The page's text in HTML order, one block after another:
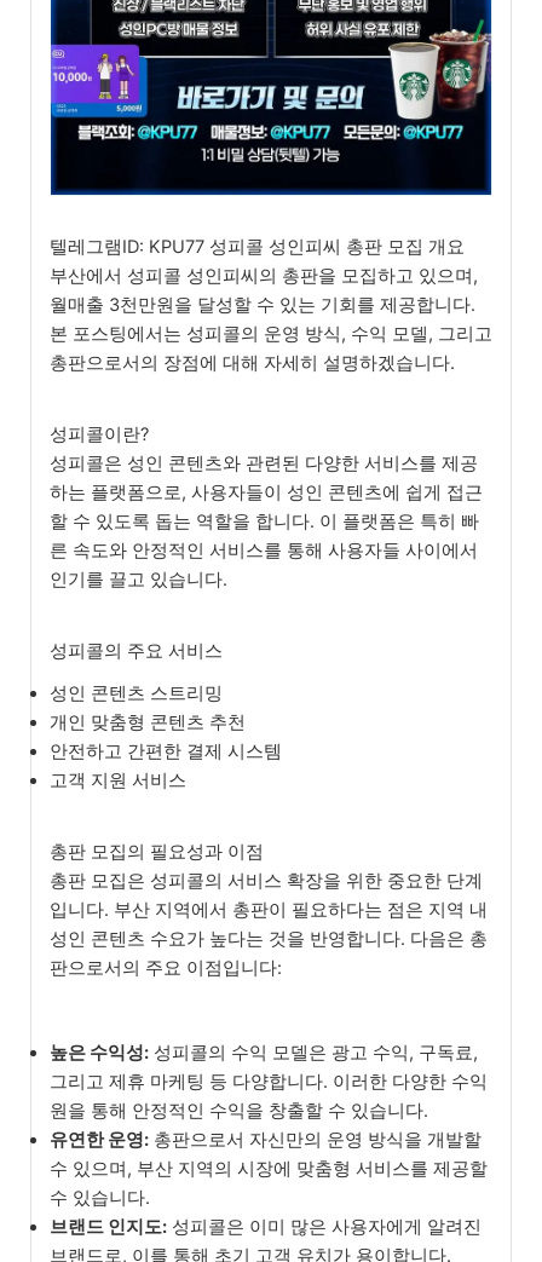
텔레그램ID: KPU77 성피콜 성인피씨 총판 모집 개요
부산에서 성피콜 성인피씨의 총판을 모집하고 있으며,
월매출 3천만원을 달성할 수 있는 기회를 제공합니다.
본 포스팅에서는 성피콜의 운영 방식, 수익 모델, 그리고
총판으로서의 장점에 대해 자세히 설명하겠습니다.
성피콜이란?
성피콜은 성인 콘텐츠와 관련된 다양한 서비스를 제공
하는 플랫폼으로, 사용자들이 성인 콘텐츠에 쉽게 접근
할 수 있도록 돕는 역할을 합니다. 이 플랫폼은 특히 빠
른 속도와 안정적인 서비스를 통해 사용자들 사이에서
인기를 끌고 있습니다.
성피콜의 주요 서비스
성인 콘텐츠 스트리밍
개인 맞춤형 콘텐츠 추천
안전하고 간편한 결제 시스템
고객 지원 서비스
총판 모집의 필요성과 이점
총판 모집은 성피콜의 서비스 확장을 위한 중요한 단계
입니다. 부산 지역에서 총판이 필요하다는 점은 지역 내
성인 콘텐츠 수요가 높다는 것을 반영합니다. 다음은 총
판으로서의 주요 이점입니다:
높은 수익성: 성피콜의 수익 모델은 광고 수익, 구독료,
그리고 제휴 마케팅 등 다양합니다. 이러한 다양한 수익
원을 통해 안정적인 수익을 창출할 수 있습니다.
유연한 운영: 총판으로서 자신만의 운영 방식을 개발할
수 있으며, 부산 지역의 시장에 맞춤형 서비스를 제공할
수 있습니다.
브랜드 인지도: 성피콜은 이미 많은 사용자에게 알려진
브랜드로, 이를 통해 초기 고객 유치가 용이합니다.